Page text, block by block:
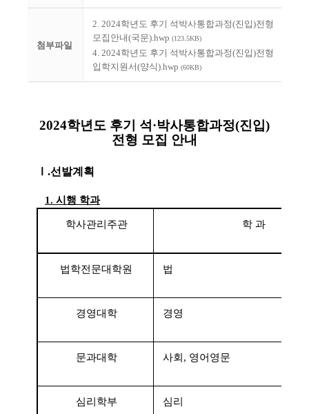
첨부파일
2. 2024학년도 후기 석박사통합과정(진입)전형
모집안내(국문).hwp (123.5KB)
4. 2024학년도 후기 석박사통합과정(진입)전형
입학지원서(양식).hwp (60KB)
2024학년도 후기 석·박사통합과정(진입)
전형 모집 안내
.선발계획
1.시행 학과
학사관리주관 학 과
법학전문대학원 법
경영대학 경영
문과대학 사회 , 영어영문
심리학부 심리